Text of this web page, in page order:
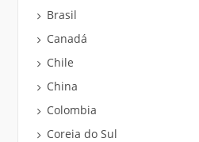
Brasil
Canadá
Chile
China
Colombia
Coreia do Sul